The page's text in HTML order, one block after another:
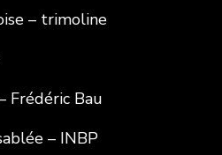
– trimoline
Frédéric Bau
– INBP